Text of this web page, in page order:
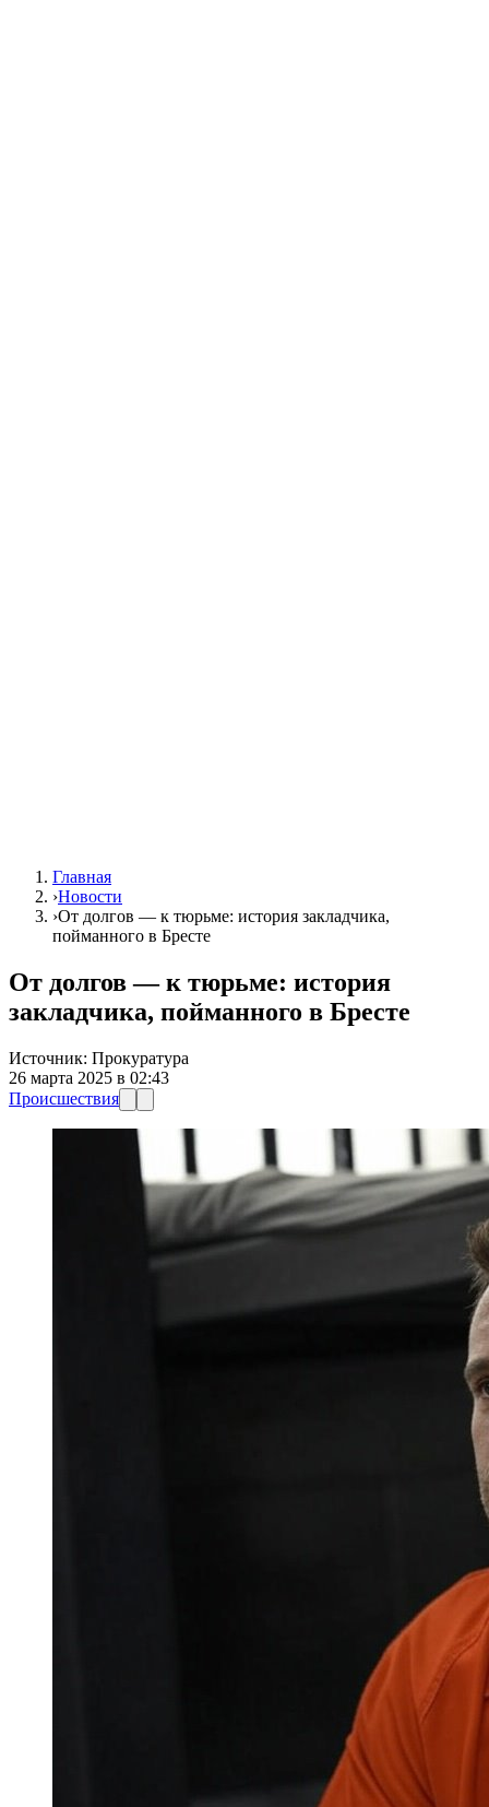
Главная
›Новости
›От долгов — к тюрьме: история закладчика,
пойманного в Бресте
От долгов — к тюрьме: история
закладчика, пойманного в Бресте
Источник: Прокуратура
26 марта 2025 в 02:43
Происшествия